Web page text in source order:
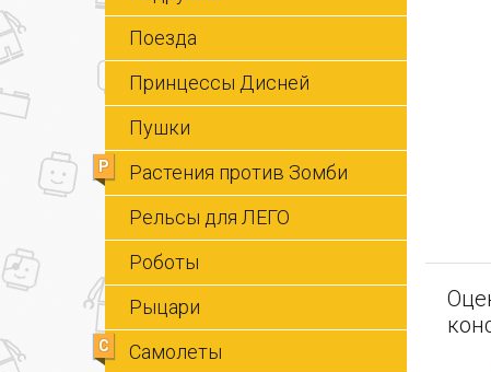
Поезда
Принцессы Дисней
Пушки
Р
Растения против Зомби
Рельсы для ЛЕГО
Роботы
Рыцари
С
Самолеты